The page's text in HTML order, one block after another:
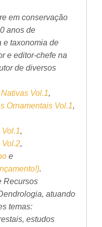
em conservação
anos de
e taxonomia de
e editor-chefe na
de diversos
Vol.1,
Ornamentais Vol.1,
,
Vol.2,
e
.
Recursos
atuando
temas:
estudos